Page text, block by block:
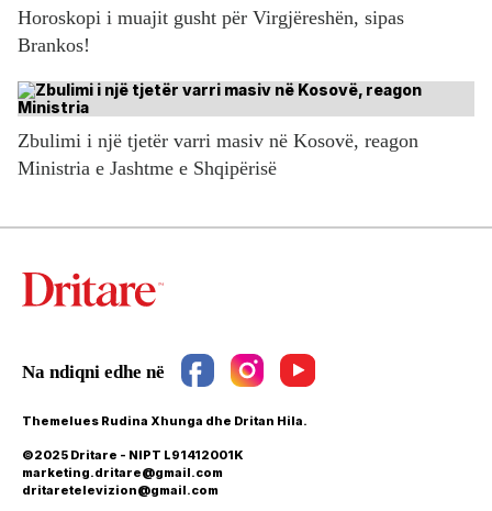
Horoskopi i muajit gusht për Virgjëreshën, sipas
Brankos!
Zbulimi i një tjetër varri masiv në Kosovë, reagon
Ministria e Jashtme e Shqipërisë
Themelues Rudina Xhunga dhe Dritan Hila.
©2025 Dritare - NIPT L91412001K
marketing.dritare@gmail.com
dritaretelevizion@gmail.com